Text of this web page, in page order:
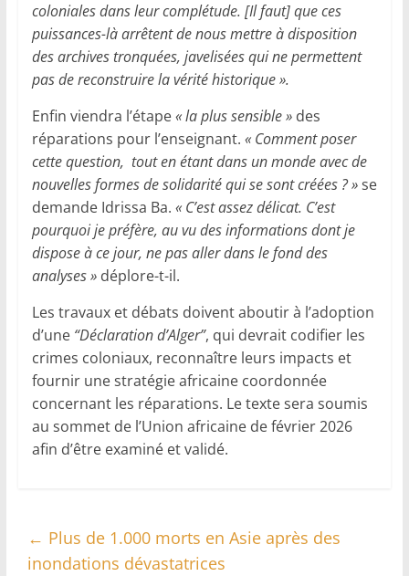
coloniales dans leur complétude. [Il faut] que ces
puissances-là arrêtent de nous mettre à disposition
des archives tronquées, javelisées qui ne permettent
pas de reconstruire la vérité historique ».
Enfin viendra l’étape« la plus sensible » des
réparations pour l’enseignant. « Comment poser
cette question, tout en étant dans un monde avec de
nouvelles formes de solidarité qui se sont créées ? »se
demande Idrissa Ba. « C’est assez délicat. C’est
pourquoi je préfère, au vu des informations dont je
dispose à ce jour, ne pas aller dans le fond des
analyses » déplore-t-il.
Les travaux et débats doivent aboutir à l’adoption
d’une “Déclaration d’Alger”, qui devrait codifier les
crimes coloniaux, reconnaître leurs impacts et
fournir une stratégie africaine coordonnée
concernant les réparations. Le texte sera soumis
au sommet de l’Union africaine de février 2026
afin d’être examiné et validé.
← Plus de 1.000 morts en Asie après des
inondations dévastatrices